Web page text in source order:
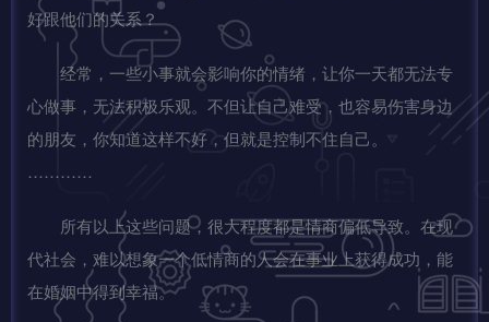
好跟他们的关系？
经常，一些小事就会影响你的情绪，让你一天都无法专
心做事，无法积极乐观。不但让自己难受，也容易伤害身边
的朋友，你知道这样不好，但就是控制不住自己。
…………
所有以上这些问题，很大程度都是情商偏低导致。在现
代社会，难以想象一个低情商的人会在事业上获得成功，能
在婚姻中得到幸福。